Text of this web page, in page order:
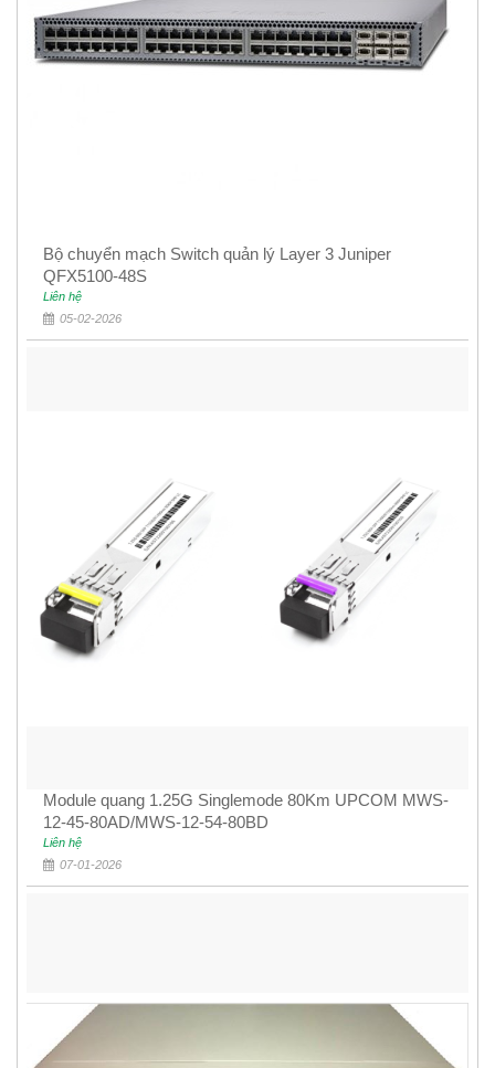
Bộ chuyển mạch Switch quản lý Layer 3 Juniper
QFX5100-48S
Liên hệ
05-02-2026
Module quang 1.25G Singlemode 80Km UPCOM MWS-
12-45-80AD/MWS-12-54-80BD
Liên hệ
07-01-2026